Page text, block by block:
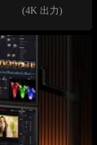
(4K 出力)